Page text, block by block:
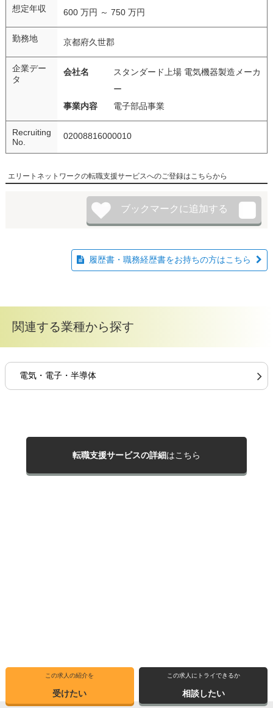
想定年収 600 万円 ～ 750 万円
勤務地 京都府久世郡
企業デー
タ
会社名
スタンダード上場 電気機器製造メーカ
ー
事業内容
電子部品事業
Recruiting
No.
02008816000010
エリートネットワークの転職支援サービスへのご登録はこちらから
この求人の紹介を
受けたい
この求人にトライできるか
相談したい
履歴書・職務経歴書をお持ちの方はこちら
関連する業種から探す
電気・電子・半導体
転職支援サービスの詳細はこちら